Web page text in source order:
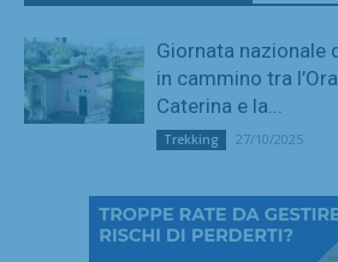
Giornata nazionale
in cammino tra
Caterina e la...
Trekking 27/10/2025